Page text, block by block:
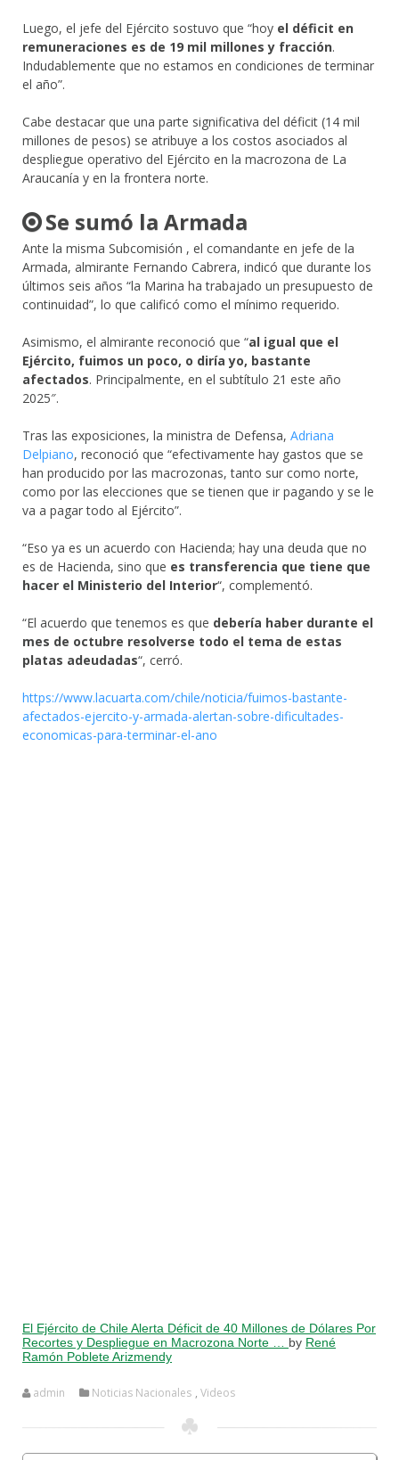
Luego, el jefe del Ejército sostuvo que “hoy el déficit en
remuneraciones es de 19 mil millones y fracción.
Indudablemente que no estamos en condiciones de terminar
el año”.
Cabe destacar que una parte significativa del déficit (14 mil
millones de pesos) se atribuye a los costos asociados al
despliegue operativo del Ejército en la macrozona de La
Araucanía y en la frontera norte.
Se sumó la Armada​
Ante la misma Subcomisión , el comandante en jefe de la
Armada, almirante Fernando Cabrera, indicó que durante los
últimos seis años “la Marina ha trabajado un presupuesto de
continuidad”, lo que calificó como el mínimo requerido.
Asimismo, el almirante reconoció que “al igual que el
Ejército, fuimos un poco, o diría yo, bastante
afectados. Principalmente, en el subtítulo 21 este año
2025″.
Tras las exposiciones, la ministra de Defensa, Adriana
Delpiano, reconoció que “efectivamente hay gastos que se
han producido por las macrozonas, tanto sur como norte,
como por las elecciones que se tienen que ir pagando y se le
va a pagar todo al Ejército”.
“Eso ya es un acuerdo con Hacienda; hay una deuda que no
es de Hacienda, sino que es transferencia que tiene que
hacer el Ministerio del Interior“, complementó.
“El acuerdo que tenemos es que debería haber durante el
mes de octubre resolverse todo el tema de estas
platas adeudadas“, cerró.
https://www.lacuarta.com/chile/noticia/fuimos-bastante-
afectados-ejercito-y-armada-alertan-sobre-dificultades-
economicas-para-terminar-el-ano
El Ejército de Chile Alerta Déficit de 40 Millones de Dólares Por
Recortes y Despliegue en Macrozona Norte … by René
Ramón Poblete Arizmendy
admin Noticias Nacionales , Videos